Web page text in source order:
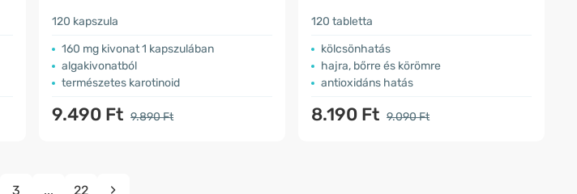
120 kapszula
​160 mg kivonat 1 kapszulában
algakivonatból
természetes karotinoid
9.490 Ft 9.890 Ft
120 tabletta
kölcsönhatás
hajra, bőrre és körömre
antioxidáns hatás
8.190 Ft 9.090 Ft
3 ... 22